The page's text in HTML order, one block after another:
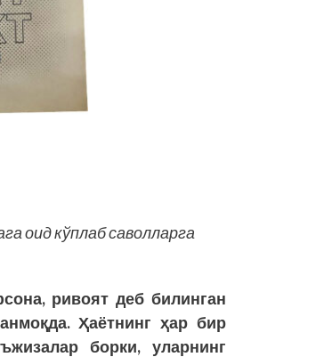
оид кўплаб саволларга
ривоят деб билинган
Ҳаётнинг ҳар бир
борки, уларнинг